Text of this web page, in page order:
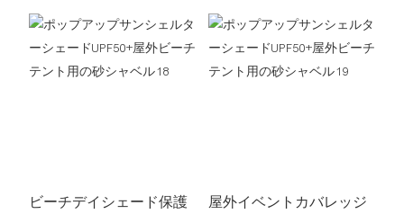
ビーチデイシェード保護 屋外イベントカバレッジ